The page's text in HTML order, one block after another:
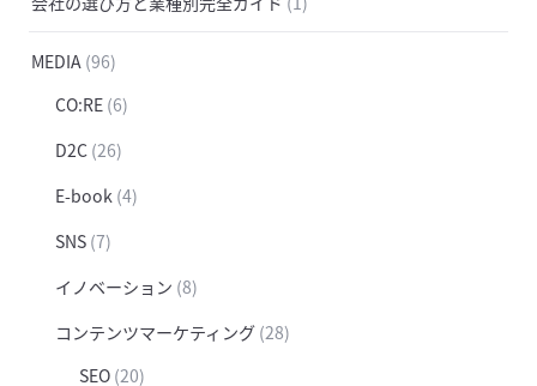
MEDIA (96)
CO:RE (6)
D2C (26)
E-book (4)
SNS (7)
イノベーション (8)
コンテンツマーケティング (28)
SEO (20)